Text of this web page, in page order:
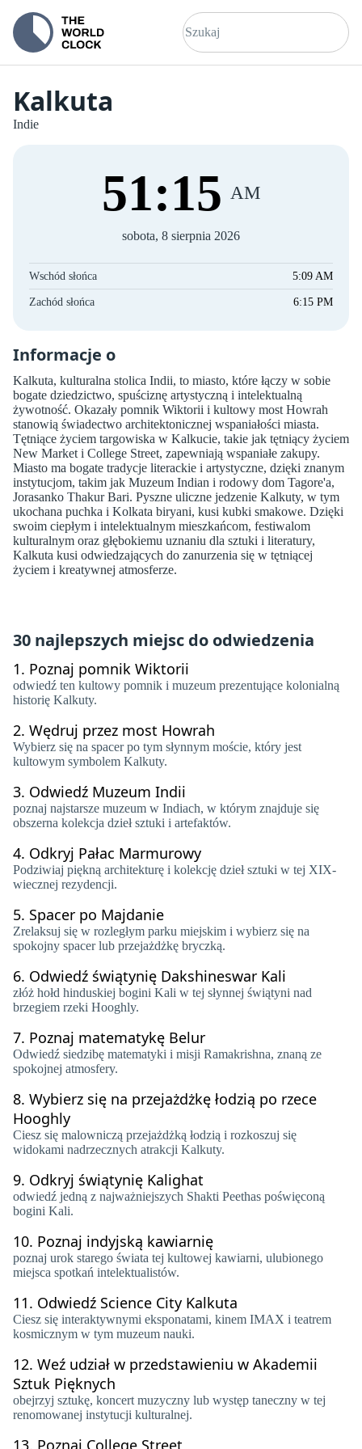
Kalkuta
Indie
51:15 AM
sobota, 8 sierpnia 2026
Wschód słońca 5:09 AM
Zachód słońca 6:15 PM
Informacje o
Kalkuta, kulturalna stolica Indii, to miasto, które łączy w sobie
bogate dziedzictwo, spuściznę artystyczną i intelektualną
żywotność. Okazały pomnik Wiktorii i kultowy most Howrah
stanowią świadectwo architektonicznej wspaniałości miasta.
Tętniące życiem targowiska w Kalkucie, takie jak tętniący życiem
New Market i College Street, zapewniają wspaniałe zakupy.
Miasto ma bogate tradycje literackie i artystyczne, dzięki znanym
instytucjom, takim jak Muzeum Indian i rodowy dom Tagore'a,
Jorasanko Thakur Bari. Pyszne uliczne jedzenie Kalkuty, w tym
ukochana puchka i Kolkata biryani, kusi kubki smakowe. Dzięki
swoim ciepłym i intelektualnym mieszkańcom, festiwalom
kulturalnym oraz głębokiemu uznaniu dla sztuki i literatury,
Kalkuta kusi odwiedzających do zanurzenia się w tętniącej
życiem i kreatywnej atmosferze.
30 najlepszych miejsc do odwiedzenia
1. Poznaj pomnik Wiktorii
odwiedź ten kultowy pomnik i muzeum prezentujące kolonialną
historię Kalkuty.
2. Wędruj przez most Howrah
Wybierz się na spacer po tym słynnym moście, który jest
kultowym symbolem Kalkuty.
3. Odwiedź Muzeum Indii
poznaj najstarsze muzeum w Indiach, w którym znajduje się
obszerna kolekcja dzieł sztuki i artefaktów.
4. Odkryj Pałac Marmurowy
Podziwiaj piękną architekturę i kolekcję dzieł sztuki w tej XIX-
wiecznej rezydencji.
5. Spacer po Majdanie
Zrelaksuj się w rozległym parku miejskim i wybierz się na
spokojny spacer lub przejażdżkę bryczką.
6. Odwiedź świątynię Dakshineswar Kali
złóż hołd hinduskiej bogini Kali w tej słynnej świątyni nad
brzegiem rzeki Hooghly.
7. Poznaj matematykę Belur
Odwiedź siedzibę matematyki i misji Ramakrishna, znaną ze
spokojnej atmosfery.
8. Wybierz się na przejażdżkę łodzią po rzece
Hooghly
Ciesz się malowniczą przejażdżką łodzią i rozkoszuj się
widokami nadrzecznych atrakcji Kalkuty.
9. Odkryj świątynię Kalighat
odwiedź jedną z najważniejszych Shakti Peethas poświęconą
bogini Kali.
10. Poznaj indyjską kawiarnię
poznaj urok starego świata tej kultowej kawiarni, ulubionego
miejsca spotkań intelektualistów.
11. Odwiedź Science City Kalkuta
Ciesz się interaktywnymi eksponatami, kinem IMAX i teatrem
kosmicznym w tym muzeum nauki.
12. Weź udział w przedstawieniu w Akademii
Sztuk Pięknych
obejrzyj sztukę, koncert muzyczny lub występ taneczny w tej
renomowanej instytucji kulturalnej.
13. Poznaj College Street